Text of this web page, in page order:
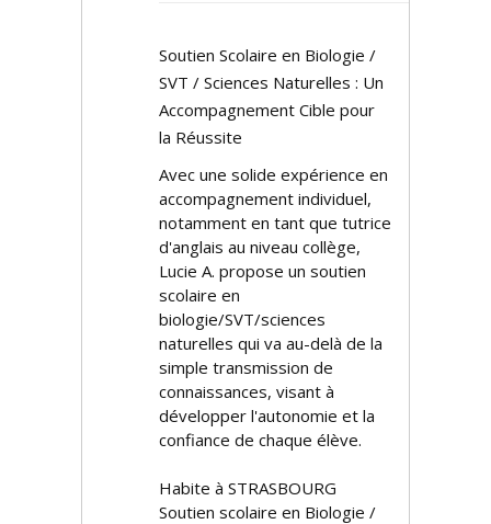
Soutien Scolaire en Biologie /
SVT / Sciences Naturelles : Un
Accompagnement Cible pour
la Réussite
Avec une solide expérience en
accompagnement individuel,
notamment en tant que tutrice
d'anglais au niveau collège,
Lucie A. propose un soutien
scolaire en
biologie/SVT/sciences
naturelles qui va au-delà de la
simple transmission de
connaissances, visant à
développer l'autonomie et la
confiance de chaque élève.
Habite à STRASBOURG
Soutien scolaire en Biologie /